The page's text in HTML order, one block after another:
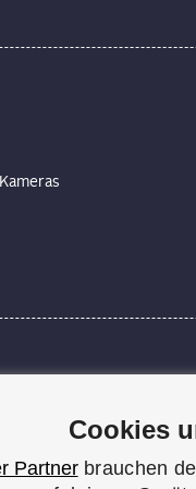
und erleichtert
du praxisnahe
Einrichtung deines
Praxistipps
Cookies
Partnerbrauchen